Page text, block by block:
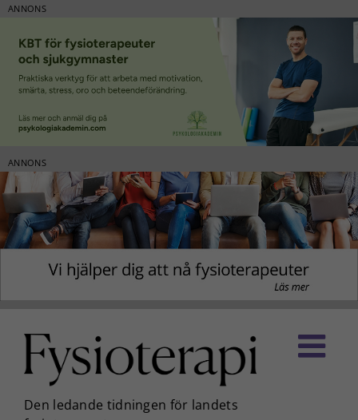
ANNONS
ANNONS
innehållet